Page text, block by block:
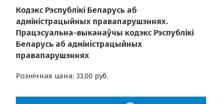
Кодэкс Рэспублікі Беларусь аб
адміністрацыйных правапарушэннях.
Працэсуальна-выканаўчы кодэкс Рэспублікі
Беларусь аб адміністрацыйных
правапарушэннях
Рознічная цана: 33,00 руб.